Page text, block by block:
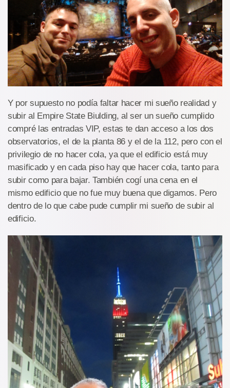
Y por supuesto no podía faltar hacer mi sueño realidad y
subir al Empire State Biulding, al ser un sueño cumplido
compré las entradas VIP, estas te dan acceso a los dos
observatorios, el de la planta 86 y el de la 112, pero con el
privilegio de no hacer cola, ya que el edificio está muy
masificado y en cada piso hay que hacer cola, tanto para
subir como para bajar. También cogí una cena en el
mismo edificio que no fue muy buena que digamos. Pero
dentro de lo que cabe pude cumplir mi sueño de subir al
edificio.